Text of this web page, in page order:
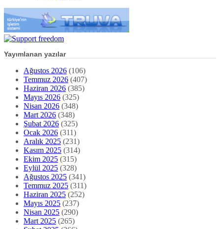
Yayımlanan yazılar
Ağustos 2026 (106)
Temmuz 2026 (407)
Haziran 2026 (385)
Mayıs 2026 (325)
Nisan 2026 (348)
Mart 2026 (348)
Şubat 2026 (325)
Ocak 2026 (311)
Aralık 2025 (231)
Kasım 2025 (314)
Ekim 2025 (315)
Eylül 2025 (328)
Ağustos 2025 (341)
Temmuz 2025 (311)
Haziran 2025 (252)
Mayıs 2025 (237)
Nisan 2025 (290)
Mart 2025 (265)